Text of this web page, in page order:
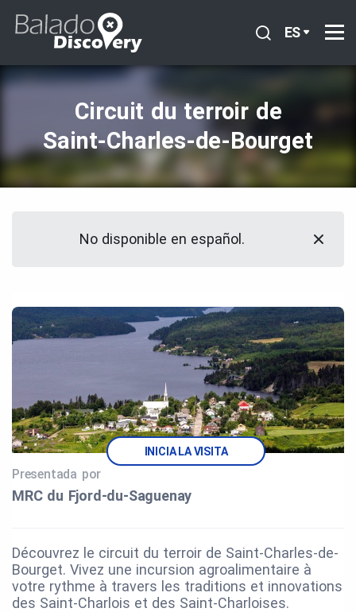
ES
Circuit du terroir de
Saint‑Charles‑de‑Bourget
No disponible en español.
INICIA LA VISITA
Presentada por
MRC du Fjord‑du‑Saguenay
Découvrez le circuit du terroir de Saint-Charles-de-
Bourget. Vivez une incursion agroalimentaire à
votre rythme à travers les traditions et innovations
des Saint-Charlois et des Saint-Charloises.